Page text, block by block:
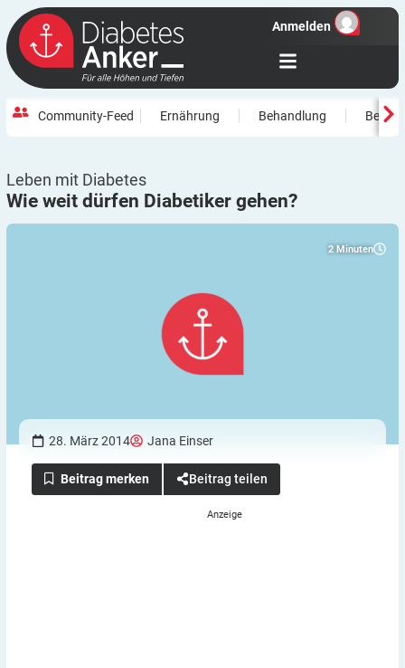
Anmelden
Community-Feed Ernährung Behandlung
Leben mit Diabetes
Wie weit dürfen Diabetiker gehen?
2 Minuten
28. März 2014 Jana Einser
Beitrag teilen